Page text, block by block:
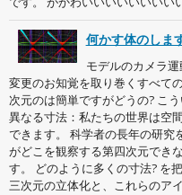
何かす体のしま
モデルのカメラ
変更のお知覚を取り巻くすべて
次元のは簡単ですがどうの? こ
異なる寸法：私たちの世界は空
できます。 科学者の長年の研究
がどこを観察する第四次元でき
す。 どのように多くの寸法? を
三次元の立体化と、これらのア